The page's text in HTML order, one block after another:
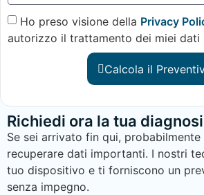
Richiedi ora la tua
Se sei arrivato fin qui,
recuperare dati importanti. I nostri
tuo dispositivo e ti forniscono un
senza impegno.
Ho preso visione della Privacy
autorizzo il trattamento dei miei dati
Calcola il